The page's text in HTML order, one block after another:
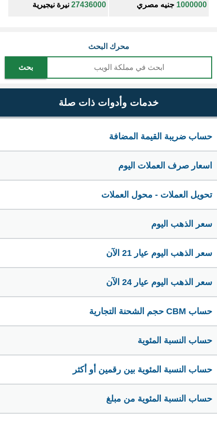
1000000 جنيه مصري 27436000 نيرة نيجيرية
محرك البحث
بحث
خدمات وأدوات ذات صلة
حساب ضريبة القيمة المضافة
اسعار صرف العملات اليوم
تحويل العملات - محول العملات
سعر الذهب اليوم
سعر الذهب اليوم عيار 21 الآن
سعر الذهب اليوم عيار 24 الآن
حساب CBM حجم الشحنة التجارية
حساب النسبة المئوية
حساب النسبة المئوية بين رقمين أو أكثر
حساب النسبة المئوية من مبلغ